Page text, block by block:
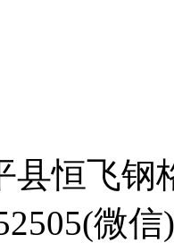
县恒飞钢
微